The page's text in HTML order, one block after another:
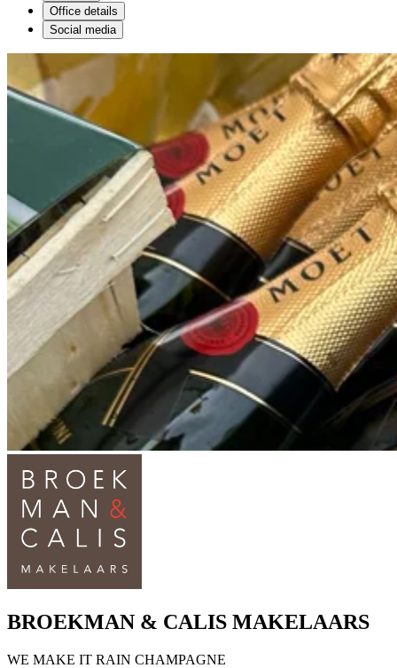
Office details
Social media
BROEKMAN & CALIS MAKELAARS
WE MAKE IT RAIN CHAMPAGNE